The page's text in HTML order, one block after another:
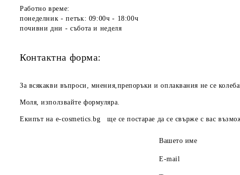
Работно време:
понеделник - петък: 09:00ч - 18:00ч
почивни дни - събота и неделя
Контактна форма:
За всякакви въпроси, мнения,препоръки и оплаквания не се
Моля, използвайте формуляра.
Екипът на e-cosmetics.bg ще се постарае да се свърже с вас
Вашето име
E-mail